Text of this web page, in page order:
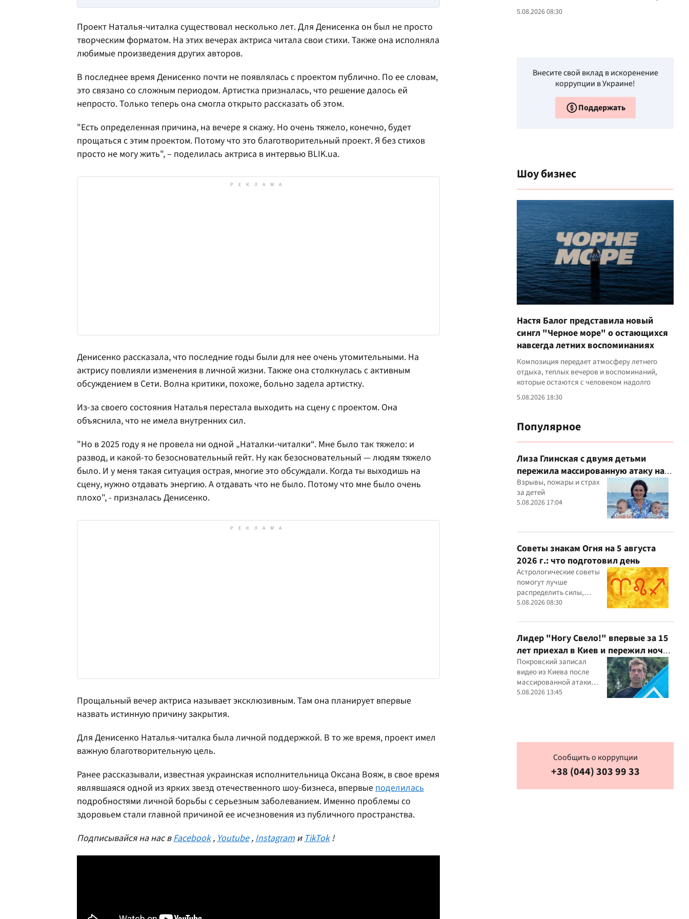
Проект Наталья-читалка существовал несколько лет. Для Денисенка он был не просто
творческим форматом. На этих вечерах актриса читала свои стихи. Также она исполняла
любимые произведения других авторов.
В последнее время Денисенко почти не появлялась с проектом публично. По ее словам,
это связано со сложным периодом. Артистка призналась, что решение далось ей
непросто. Только теперь она смогла открыто рассказать об этом.
"Есть определенная причина, на вечере я скажу. Но очень тяжело, конечно, будет
прощаться с этим проектом. Потому что это благотворительный проект. Я без стихов
просто не могу жить", – поделилась актриса в интервью BLIK.ua.
Денисенко рассказала, что последние годы были для нее очень утомительными. На
актрису повлияли изменения в личной жизни. Также она столкнулась с активным
обсуждением в Сети. Волна критики, похоже, больно задела артистку.
Из-за своего состояния Наталья перестала выходить на сцену с проектом. Она
объяснила, что не имела внутренних сил.
"Но в 2025 году я не провела ни одной „Наталки-читалки“. Мне было так тяжело: и
развод, и какой-то безосновательный гейт. Ну как безосновательный — людям тяжело
было. И у меня такая ситуация острая, многие это обсуждали. Когда ты выходишь на
сцену, нужно отдавать энергию. А отдавать что не было. Потому что мне было очень
плохо", - призналась Денисенко.
Прощальный вечер актриса называет эксклюзивным. Там она планирует впервые
назвать истинную причину закрытия.
Для Денисенко Наталья-читалка была личной поддержкой. В то же время, проект имел
важную благотворительную цель.
Ранее рассказывали, известная украинская исполнительница Оксана Вояж, в свое время
являвшаяся одной из ярких звезд отечественного шоу-бизнеса, впервые поделилась
подробностями личной борьбы с серьезным заболеванием. Именно проблемы со
здоровьем стали главной причиной ее исчезновения из публичного пространства.
Подписывайся на нас в Facebook , Youtube , Instagram и TikTok !
5.08.2026 08:30
Внесите свой вклад в искоренение
коррупции в Украине!
Поддержать
Шоу бизнес
Настя Балог представила новый
сингл "Черное море" о остающихся
навсегда летних воспоминаниях
Композиция передает атмосферу летнего
отдыха, теплых вечеров и воспоминаний,
которые остаются с человеком надолго
5.08.2026 18:30
Популярное
Лиза Глинская с двумя детьми
пережила массированную атаку на
Киев
Взрывы, пожары и страх
за детей
5.08.2026 17:04
Советы знакам Огня на 5 августа
2026 г.: что подготовил день
Астрологические советы
помогут лучше
распределить силы,
избежать ошибок и
возможности в свою
пользу
5.08.2026 08:30
Лидер "Ногу Свело!" впервые за 15
лет приехал в Киев и пережил ночь
в укрытии
Покровский записал
видео из Киева после
массированной атаки
ракет и дронов
5.08.2026 13:45
Сообщить о коррупции
+38 (044) 303 99 33